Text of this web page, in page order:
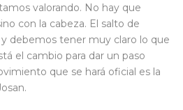
valorando. No hay que
con la cabeza. El salto de
debemos tener muy claro lo que
el cambio para dar un paso
que se hará oficial es la